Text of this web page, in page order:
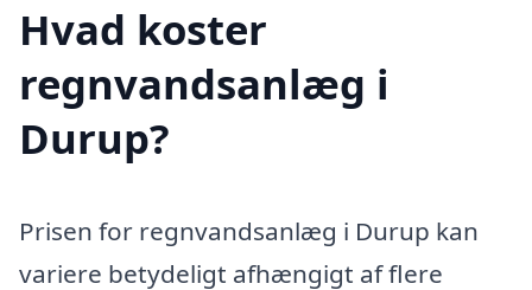
Hvad koster
regnvandsanlæg i
Durup?
Prisen for regnvandsanlæg i Durup kan
variere betydeligt afhængigt af flere